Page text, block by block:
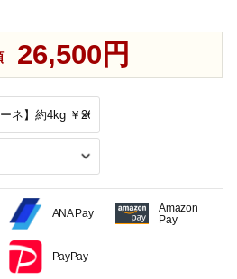
26,500円
ANA Pay
Amazon
Pay
PayPay